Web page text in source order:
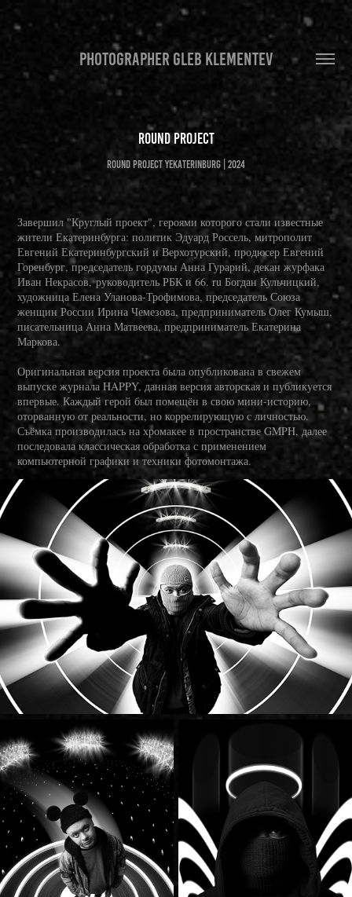
PHOTOGRAPHER GLEB KLEMENTEV
Round Project
Round Project Yekaterinburg | 2024
Завершил "Круглый проект", героями которого стали известные
жители Екатеринбурга: политик Эдуард Россель, митрополит
Евгений Екатеринбургский и Верхотурский, продюсер Евгений
Горенбург, председатель гордумы Анна Гурарий, декан журфака
Иван Некрасов, руководитель РБК и 66. ru Богдан Кульчицкий,
художница Елена Уланова-Трофимова, председатель Союза
женщин России Ирина Чемезова, предприниматель Олег Кумыш,
писательница Анна Матвеева, предприниматель Екатерина
Маркова.
Оригинальная версия проекта была опубликована в свежем
выпуске журнала HAPPY, данная версия авторская и публикуется
впервые. Каждый герой был помещён в свою мини-историю,
оторванную от реальности, но коррелирующую с личностью.
Съёмка производилась на хромакее в пространстве GMPH, далее
последовала классическая обработка с применением
компьютерной графики и техники фотомонтажа.